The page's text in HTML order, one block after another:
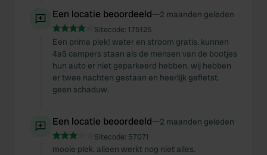
Een locatie beoordeeld—2 maanden geleden
Sitecode: 175125
Een prima plek! water en stroom gratis. kunnen
4a5 campers staan als de mensen van de bootjes
hun auto er niet geparkeerd hebben. wij hebben
er twee nachten gestaan en heerlijk gefietst.
geen schaduw.
Een locatie beoordeeld—2 maanden geleden
Sitecode: 57071
mooie plek. alleen werkt nog niet alles.